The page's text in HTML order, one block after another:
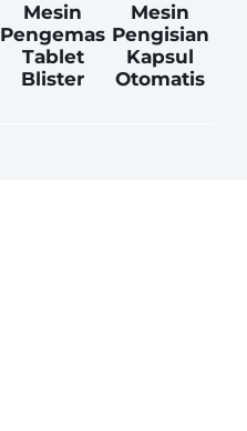
Mesin
Pengemas
Tablet
Blister
Mesin
Pengisian
Kapsul
Otomatis